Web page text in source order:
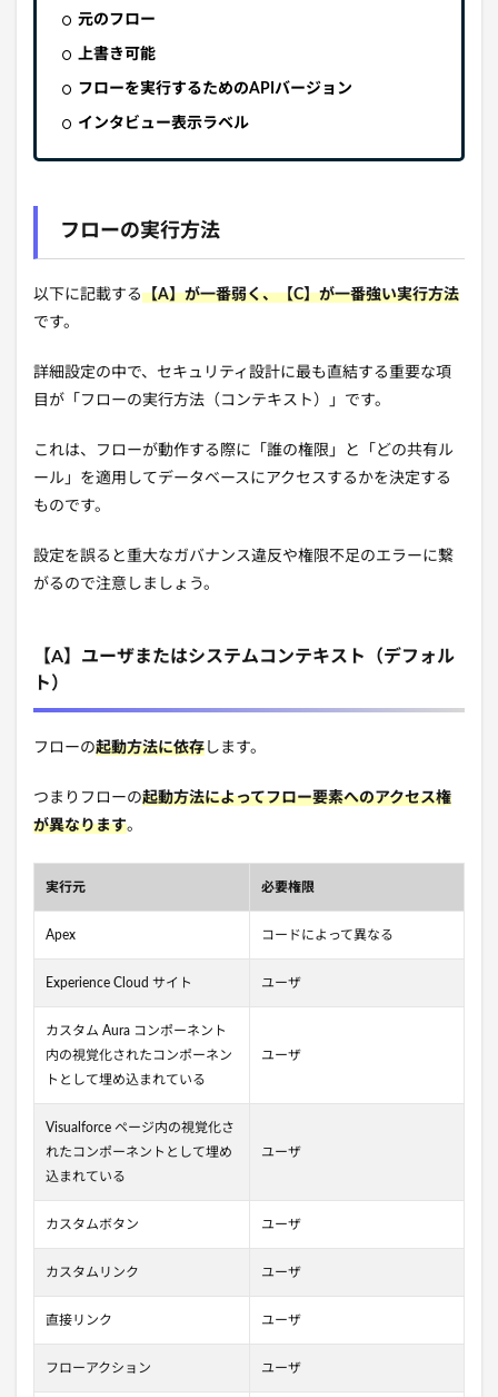
元のフロー
上書き可能
フローを実行するためのAPIバージョン
インタビュー表示ラベル
フローの実行方法
以下に記載する【A】が一番弱く、【C】が一番強い実行方法
です。
詳細設定の中で、セキュリティ設計に最も直結する重要な項
目が「フローの実行方法（コンテキスト）」です。
これは、フローが動作する際に「誰の権限」と「どの共有ル
ール」を適用してデータベースにアクセスするかを決定する
ものです。
設定を誤ると重大なガバナンス違反や権限不足のエラーに繋
がるので注意しましょう。
【A】ユーザまたはシステムコンテキスト（デフォル
ト）
フローの起動方法に依存 します。
つまりフローの起動方法によってフロー要素へのアクセス権
が異なります。
実行元 必要権限
Apex コードによって異なる
Experience Cloud サイト ユーザ
カスタム Aura コンポーネント
内の視覚化されたコンポーネン
トとして埋め込まれている
ユーザ
Visualforce ページ内の視覚化さ
れたコンポーネントとして埋め
込まれている
ユーザ
カスタムボタン ユーザ
カスタムリンク ユーザ
直接リンク ユーザ
フローアクション ユーザ